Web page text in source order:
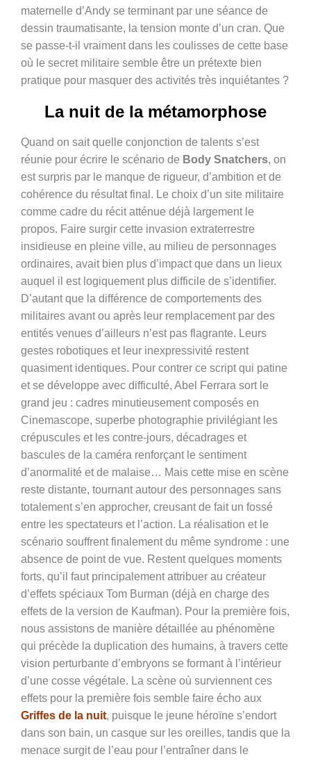
maternelle d’Andy se terminant par une séance de
dessin traumatisante, la tension monte d’un cran. Que
se passe-t-il vraiment dans les coulisses de cette base
où le secret militaire semble être un prétexte bien
pratique pour masquer des activités très inquiétantes ?
La nuit de la métamorphose
Quand on sait quelle conjonction de talents s’est
réunie pour écrire le scénario de Body Snatchers, on
est surpris par le manque de rigueur, d’ambition et de
cohérence du résultat final. Le choix d’un site militaire
comme cadre du récit atténue déjà largement le
propos. Faire surgir cette invasion extraterrestre
insidieuse en pleine ville, au milieu de personnages
ordinaires, avait bien plus d’impact que dans un lieux
auquel il est logiquement plus difficile de s’identifier.
D’autant que la différence de comportements des
militaires avant ou après leur remplacement par des
entités venues d’ailleurs n’est pas flagrante. Leurs
gestes robotiques et leur inexpressivité restent
quasiment identiques. Pour contrer ce script qui patine
et se développe avec difficulté, Abel Ferrara sort le
grand jeu : cadres minutieusement composés en
Cinemascope, superbe photographie privilégiant les
crépuscules et les contre-jours, décadrages et
bascules de la caméra renforçant le sentiment
d’anormalité et de malaise… Mais cette mise en scène
reste distante, tournant autour des personnages sans
totalement s’en approcher, creusant de fait un fossé
entre les spectateurs et l’action. La réalisation et le
scénario souffrent finalement du même syndrome : une
absence de point de vue. Restent quelques moments
forts, qu’il faut principalement attribuer au créateur
d’effets spéciaux Tom Burman (déjà en charge des
effets de la version de Kaufman). Pour la première fois,
nous assistons de manière détaillée au phénomène
qui précède la duplication des humains, à travers cette
vision perturbante d’embryons se formant à l’intérieur
d’une cosse végétale. La scène où surviennent ces
effets pour la première fois semble faire écho aux
Griffes de la nuit, puisque le jeune héroïne s’endort
dans son bain, un casque sur les oreilles, tandis que la
menace surgit de l’eau pour l’entraîner dans le